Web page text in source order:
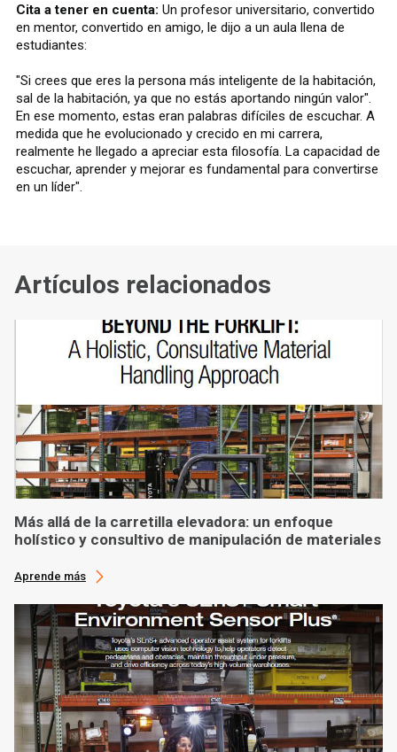
Cita a tener en cuenta: Un profesor universitario, convertido
en mentor, convertido en amigo, le dijo a un aula llena de
estudiantes:
"Si crees que eres la persona más inteligente de la habitación,
sal de la habitación, ya que no estás aportando ningún valor".
En ese momento, estas eran palabras difíciles de escuchar. A
medida que he evolucionado y crecido en mi carrera,
realmente he llegado a apreciar esta filosofía. La capacidad de
escuchar, aprender y mejorar es fundamental para convertirse
en un líder".
Artículos relacionados
Más allá de la carretilla elevadora: un enfoque
holístico y consultivo de manipulación de materiales
Aprende más